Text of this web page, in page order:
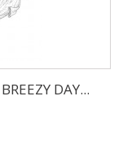
DAY...